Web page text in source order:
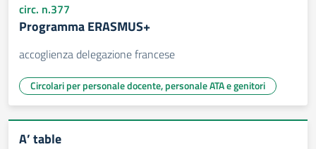
circ. n.377
Programma ERASMUS+
accoglienza delegazione francese
Circolari per personale docente, personale ATA e genitori
A’ table